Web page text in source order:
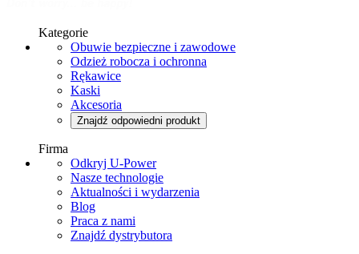
Kategorie
Obuwie bezpieczne i zawodowe
Odzież robocza i ochronna
Rękawice
Kaski
Akcesoria
Znajdź odpowiedni produkt
Firma
Odkryj U-Power
Nasze technologie
Aktualności i wydarzenia
Blog
Praca z nami
Znajdź dystrybutora